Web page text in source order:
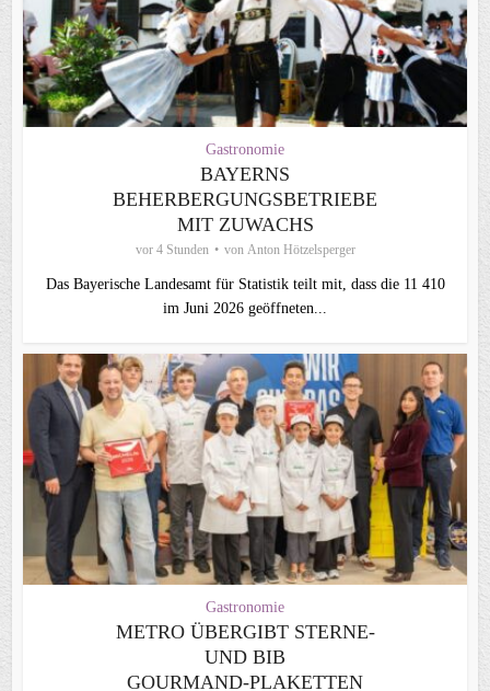
Gastronomie
BAYERNS
BEHERBERGUNGSBETRIEBE
MIT ZUWACHS
vor 4 Stunden von Anton Hötzelsperger
Das Bayerische Landesamt für Statistik teilt mit, dass die 11 410
im Juni 2026 geöffneten...
Gastronomie
METRO ÜBERGIBT STERNE-
UND BIB
GOURMAND‑PLAKETTEN